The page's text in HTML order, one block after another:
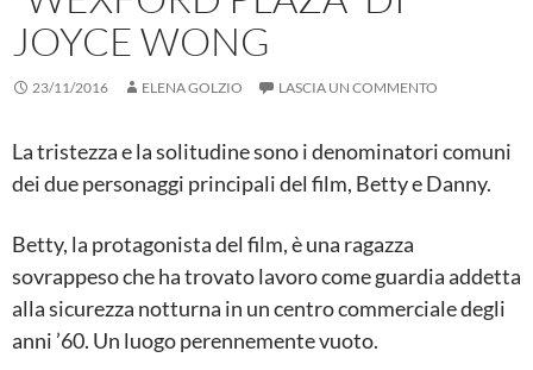
JOYCE WONG
23/11/2016 ELENA GOLZIO LASCIA UN COMMENTO
La tristezza e la solitudine sono i denominatori comuni
dei due personaggi principali del film, Betty e Danny.
Betty, la protagonista del film, è una ragazza
sovrappeso che ha trovato lavoro come guardia addetta
alla sicurezza notturna in un centro commerciale degli
anni ’60. Un luogo perennemente vuoto.